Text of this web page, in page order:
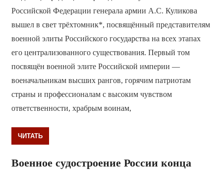
Российской Федерации генерала армии А.С. Куликова
вышел в свет трёхтомник*, посвящённый представителям
военной элиты Российского государства на всех этапах
его централизованного существования. Первый том
посвящён военной элите Российской империи —
военачальникам высших рангов, горячим патриотам
страны и профессионалам с высоким чувством
ответственности, храбрым воинам,
ЧИТАТЬ
Военное судостроение России конца